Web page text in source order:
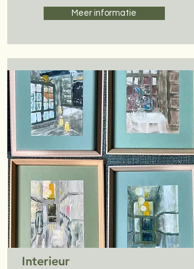
Meer informatie
Interieur